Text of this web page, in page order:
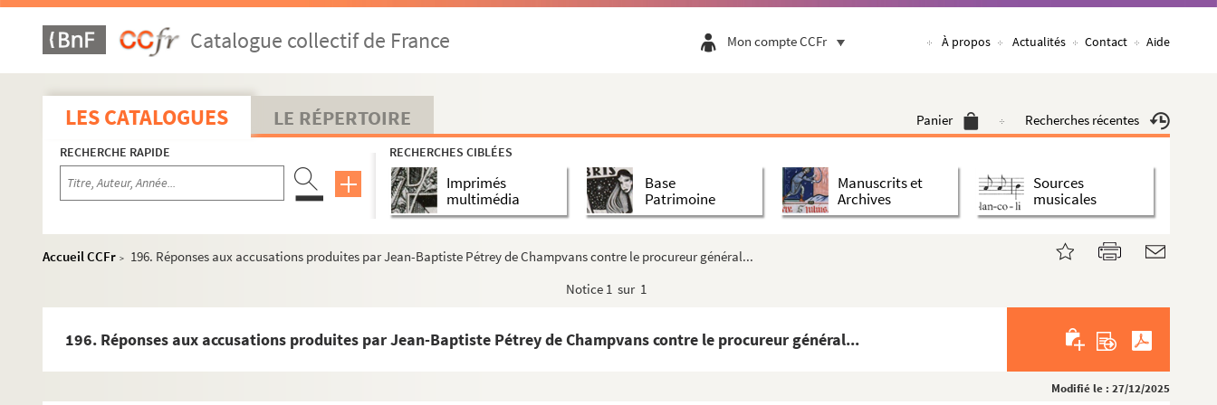
Catalogue collectif de France Mon compte CCFr À propos Actualités Contact Aide
LES CATALOGUES LE RÉPERTOIRE Panier Recherches récentes
RECHERCHE RAPIDE RECHERCHES CIBLÉES
Imprimés
multimédia
Base
Patrimoine
Manuscrits et
Archives
Sources
musicales
Accueil CCFr >
196. Réponses aux accusations produites par Jean-Baptiste Pétrey de Champvans contre le procureur général...
Notice 1 sur 1
196. Réponses aux accusations produites par Jean-Baptiste Pétrey de Champvans contre le procureur général...
Modifié le : 27/12/2025
102. Lettre du duc de Parme déclarant que la parenté avec un maître des requêtes au Parlement n'empêche p...
103. Patentes de conseiller-maître aux requêtes du parlement de Dole, accordées à Jean-Baptiste de Cuisan...
108. Lettre du comte Pierre-Ernest de Mansfeld, gouverneur des Pays-Bas, à la veuve du comte François de ...
114. Quatre lettres, en langue espagnole, datées de Vesoul et de Fretigney, relatives aux invasions de la...
120. Lettre, en langue espagnole, écrite de Gray au duc de Sesa par le connétable de Castille (1595)
123. Deux lettres, en langue espagnole, de Charles-Emmanuel de Gorrevod, marquis de Marnay et duc de Pont...
127. Certificat de chevalerie pour Marc de Hertoghe, président du Conseil de Flandres (1618) ; sceau du C...
134. Enquête concernant les services de feu Claude Vienot, gentilhomme appointé en la garnison de Dole, p...